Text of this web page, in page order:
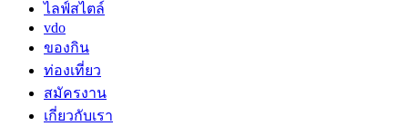
ไลฟ์สไตล์
vdo
ของกิน
ท่องเที่ยว
สมัครงาน
เกี่ยวกับเรา